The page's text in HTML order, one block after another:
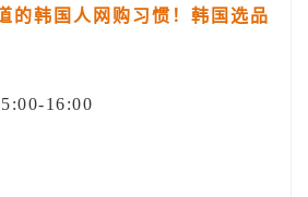
的韩国人网购习惯！韩国选品
16:00